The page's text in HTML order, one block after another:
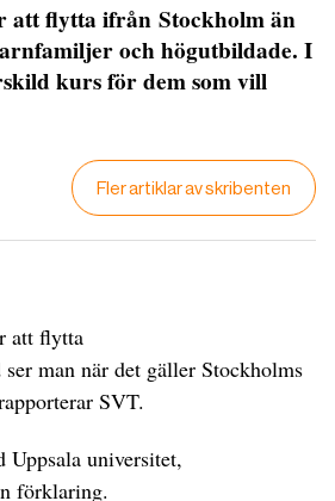
att flytta ifrån Stockholm än
och högutbildade. I
kurs för dem som vill
Fler artiklar av skribenten
att flytta
man när det gäller Stockholms
SVT.
universitet,
förklaring.